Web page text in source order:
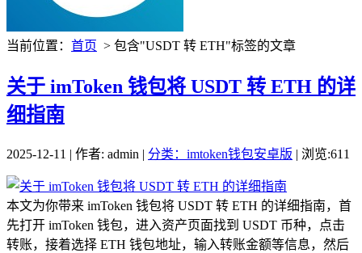
当前位置： 首页 > 包含"USDT 转 ETH"标签的文章
关于 imToken 钱包将 USDT 转 ETH 的详
细指南
2025-12-11 | 作者: admin | 分类：imtoken钱包安卓版 | 浏览:611
本文为你带来 imToken 钱包将 USDT 转 ETH 的详细指南，首
先打开 imToken 钱包，进入资产页面找到 USDT 币种，点击
转账，接着选择 ETH 钱包地址，输入转账金额等信息，然后